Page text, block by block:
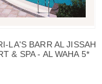
LA'S BARR AL JISSAH
& SPA - AL WAHA 5*